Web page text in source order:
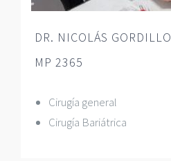
DR. NICOLÁS GORDILLO
MP 2365
Cirugía general
Cirugía Bariátrica